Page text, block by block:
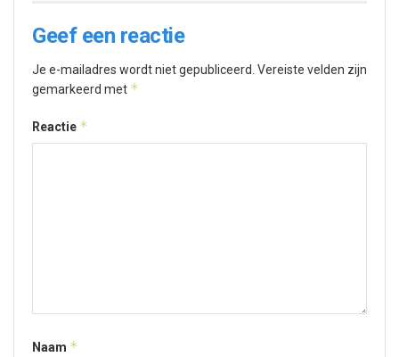
Geef een reactie
Je e-mailadres wordt niet gepubliceerd. Vereiste velden zijn
gemarkeerd met *
Reactie *
Naam *